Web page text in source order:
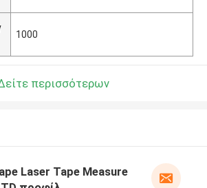
1000
περισσότερων
Laser Tape Measure